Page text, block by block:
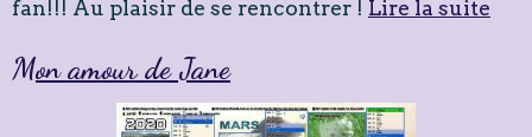
fan!!! Au plaisir de se rencontrer ! Lire la suite
Mon amour de Jane